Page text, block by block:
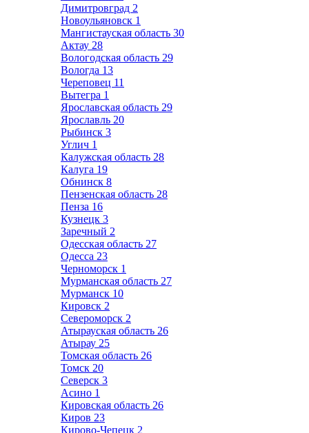
Димитровград 2
Новоульяновск 1
Мангистауская область 30
Актау 28
Вологодская область 29
Вологда 13
Череповец 11
Вытегра 1
Ярославская область 29
Ярославль 20
Рыбинск 3
Углич 1
Калужская область 28
Калуга 19
Обнинск 8
Пензенская область 28
Пенза 16
Кузнецк 3
Заречный 2
Одесская область 27
Одесса 23
Черноморск 1
Мурманская область 27
Мурманск 10
Кировск 2
Североморск 2
Атырауская область 26
Атырау 25
Томская область 26
Томск 20
Северск 3
Асино 1
Кировская область 26
Киров 23
Кирово-Чепецк 2